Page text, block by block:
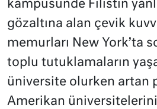
kampüsünde Filistin
gözaltına alan çevik
memurları New York’ta
toplu tutuklamaların
üniversite olurken artan
Amerikan